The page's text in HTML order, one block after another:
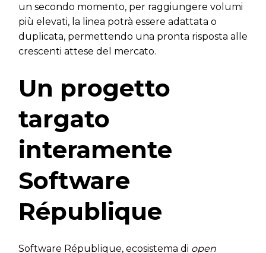
un secondo momento, per raggiungere volumi
più elevati, la linea potrà essere adattata o
duplicata, permettendo una pronta risposta alle
crescenti attese del mercato.
Un progetto
targato
interamente
Software
République
Software République, ecosistema di open